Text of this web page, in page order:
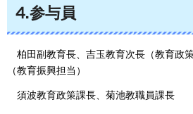
⒋参与員
柏田副教育長、吉玉教育次長（教育政
（教育振興担当）
須波教育政策課長、菊池教職員課長